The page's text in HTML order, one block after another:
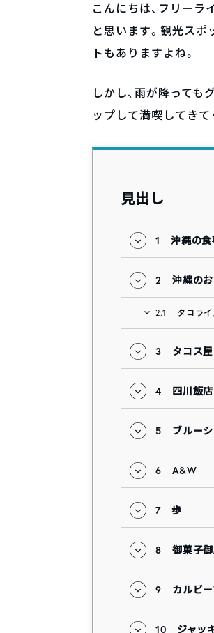
こんにちは、フリー
と思います。観光ス
トもありますよね。
しかし、雨が降っても
ップして満喫してきて
見出し
1 沖縄の
2 沖縄の
2.1 タコライ
3 タコス屋
4 四川飯店
5 ブルー
6 A&W
7 歩
8 御菓子
9 カルビ
10 ジャッ